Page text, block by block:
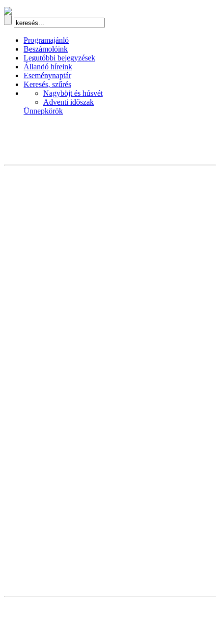
Programajánló
Beszámolóink
Legutóbbi bejegyzések
Állandó híreink
Eseménynaptár
Keresés, szűrés
Nagyböjt és húsvét
Adventi időszak
Ünnepkörök